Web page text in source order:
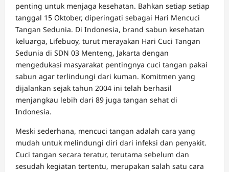
penting untuk menjaga kesehatan. Bahkan setiap setiap
tanggal 15 Oktober, diperingati sebagai Hari Mencuci
Tangan Sedunia. Di Indonesia, brand sabun kesehatan
keluarga, Lifebuoy, turut merayakan Hari Cuci Tangan
Sedunia di SDN 03 Menteng, Jakarta dengan
mengedukasi masyarakat pentingnya cuci tangan pakai
sabun agar terlindungi dari kuman. Komitmen yang
dijalankan sejak tahun 2004 ini telah berhasil
menjangkau lebih dari 89 juga tangan sehat di
Indonesia.
Meski sederhana, mencuci tangan adalah cara yang
mudah untuk melindungi diri dari infeksi dan penyakit.
Cuci tangan secara teratur, terutama sebelum dan
sesudah kegiatan tertentu, merupakan salah satu cara